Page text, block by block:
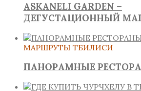
ASKANELI GARDEN –
ДЕГУСТАЦИОННЫЙ
МАРШРУТЫ ТБИЛИСИ
ПАНОРАМНЫЕ